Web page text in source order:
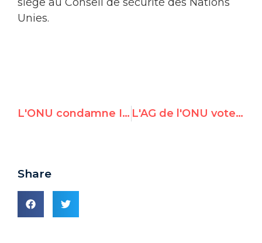
siège au Conseil de sécurité des Nations
Unies.
L'ONU condamne Israël 8 fois, pas un mot sur les roquettes palestiniennes L'AG de l'ONU vote cinq résolutions ciblant Israël en lien avec la journée de la Palestine
Share